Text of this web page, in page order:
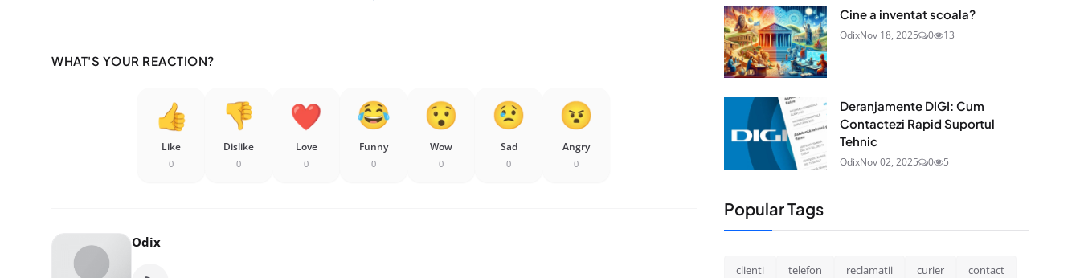
WHAT'S YOUR REACTION?
Like
0
Dislike
0
Love
0
Funny
0
Wow
0
Sad
0
Angry
0
Odix
Cine a inventat scoala?
OdixNov 18, 2025 0 13
Deranjamente DIGI: Cum
Contactezi Rapid Suportul
Tehnic
OdixNov 02, 2025 0 5
Popular Tags
clienti telefon reclamatii curier contact